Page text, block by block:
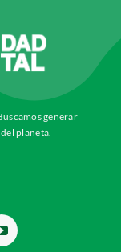
generar
planeta.